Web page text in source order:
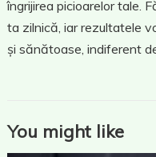
îngrijirea picioarelor tale.
ta zilnică, iar rezultatele
și sănătoase, indiferent
You might like